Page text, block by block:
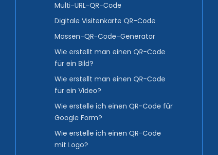
Multi-URL-QR-Code
Digitale Visitenkarte QR-Code
Massen-QR-Code-Generator
Wie erstellt man einen QR-Code
für ein Bild?
Wie erstellt man einen QR-Code
für ein Video?
Wie erstelle ich einen QR-Code für
Google Form?
Wie erstelle ich einen QR-Code
mit Logo?